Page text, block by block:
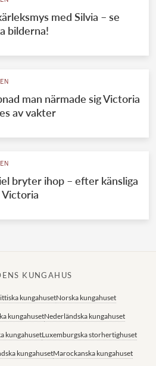
med Silvia – se
bilderna!
man närmade sig Victoria
av vakter
bryter ihop – efter känsliga
Victoria
KUNGAHUS
kungahusetNorska kungahuset
kungahusetNederländska kungahuset
kungahusetLuxemburgska storhertighuset
kungahusetMarockanska kungahuset